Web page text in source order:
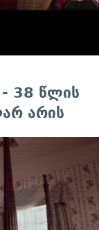
- 38 წლის
არის